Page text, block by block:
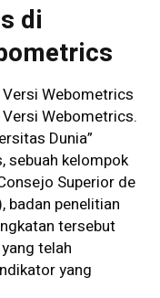
di
Webometrics
Webometrics.
Dunia”
sebuah kelompok
Superior de
badan penelitian
tersebut
telah
yang